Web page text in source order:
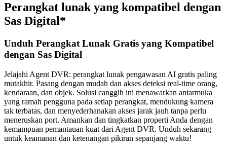
Perangkat lunak yang kompatibel dengan
Sas Digital*
Unduh Perangkat Lunak Gratis yang Kompatibel
dengan Sas Digital
Jelajahi Agent DVR: perangkat lunak pengawasan AI gratis paling
mutakhir. Pasang dengan mudah dan akses deteksi real-time orang,
kendaraan, dan objek. Solusi canggih ini menawarkan antarmuka
yang ramah pengguna pada setiap perangkat, mendukung kamera
tak terbatas, dan menyederhanakan akses jarak jauh tanpa perlu
meneruskan port. Amankan dan tingkatkan properti Anda dengan
kemampuan pemantauan kuat dari Agent DVR. Unduh sekarang
untuk keamanan dan ketenangan pikiran sepanjang waktu!